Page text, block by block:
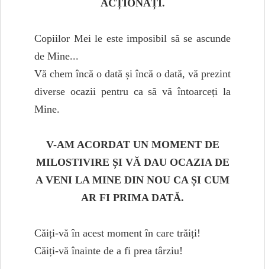
ACȚIONAȚI.
Copiilor Mei le este imposibil să se ascunde
de Mine...
Vă chem încă o dată și încă o dată, vă prezint
diverse ocazii pentru ca să vă întoarceți la
Mine.
V-AM ACORDAT UN MOMENT DE
MILOSTIVIRE ȘI VĂ DAU OCAZIA DE
A VENI LA MINE DIN NOU CA ȘI CUM
AR FI PRIMA DATĂ.
Căiți-vă în acest moment în care trăiți!
Căiți-vă înainte de a fi prea târziu!